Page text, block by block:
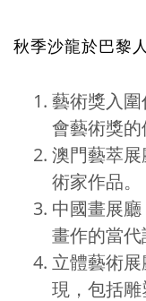
秋季沙龍於巴黎
藝術獎入
會藝術獎的
澳門藝萃
術家作品。
中國畫展
畫作的當代
立體藝術
現，包括